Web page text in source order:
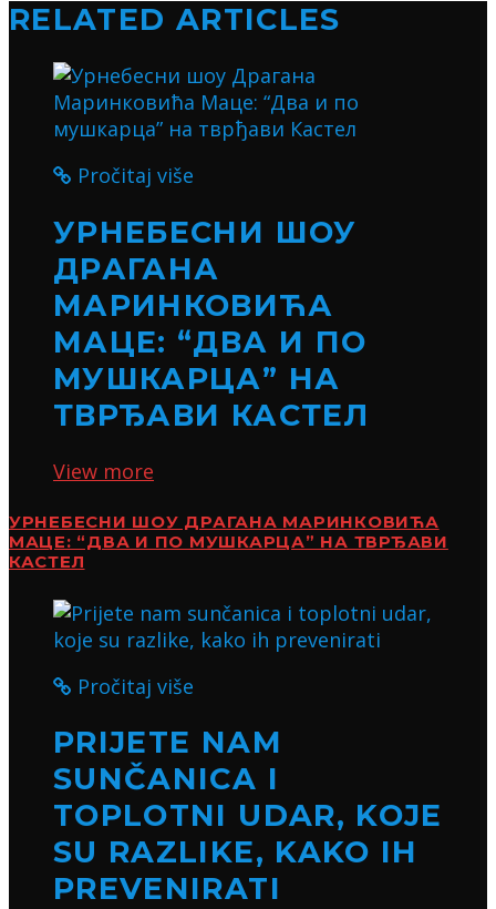
RELATED ARTICLES
Pročitaj više
УРНЕБЕСНИ ШОУ
ДРАГАНА
МАРИНКОВИЋА
МАЦЕ: “ДВА И ПО
МУШКАРЦА” НА
ТВРЂАВИ КАСТЕЛ
View more
УРНЕБЕСНИ ШОУ ДРАГАНА МАРИНКОВИЋА
МАЦЕ: “ДВА И ПО МУШКАРЦА” НА ТВРЂАВИ
КАСТЕЛ
Pročitaj više
PRIJETE NAM
SUNČANICA I
TOPLOTNI UDAR, KOJE
SU RAZLIKE, KAKO IH
PREVENIRATI